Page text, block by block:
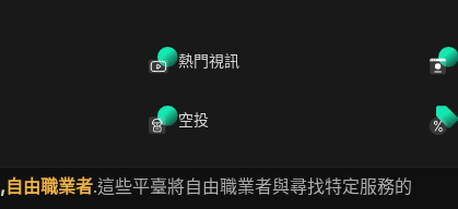
熱門視訊
空投
錢方式之一。它涉及逐個專案地向全球客戶提供您
以在各個領域工作，包括寫作、平面設計、程式設
如果您具有專業技能並希望獨立工作，這種方法是
,自由職業者.這些平臺將自由職業者與尋找特定服務的